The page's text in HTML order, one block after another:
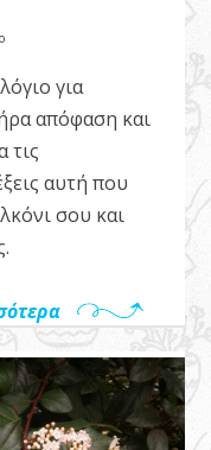
για
απόφαση και
τις
αυτή που
σου και